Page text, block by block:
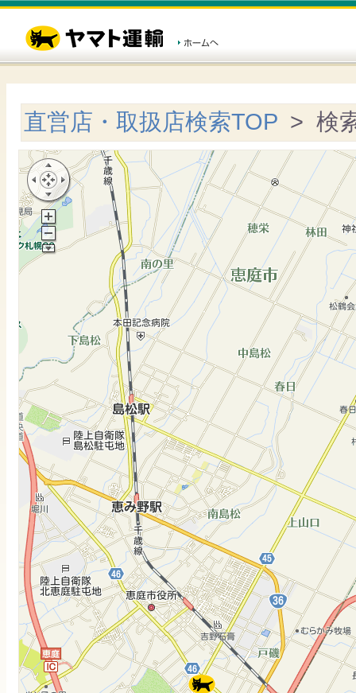
直営店・取扱店検索TOP > 検